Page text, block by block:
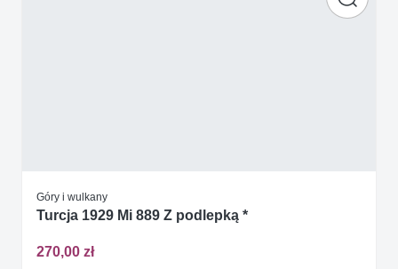
Góry i wulkany
Turcja 1929 Mi 889 Z podlepką *
270,00 zł